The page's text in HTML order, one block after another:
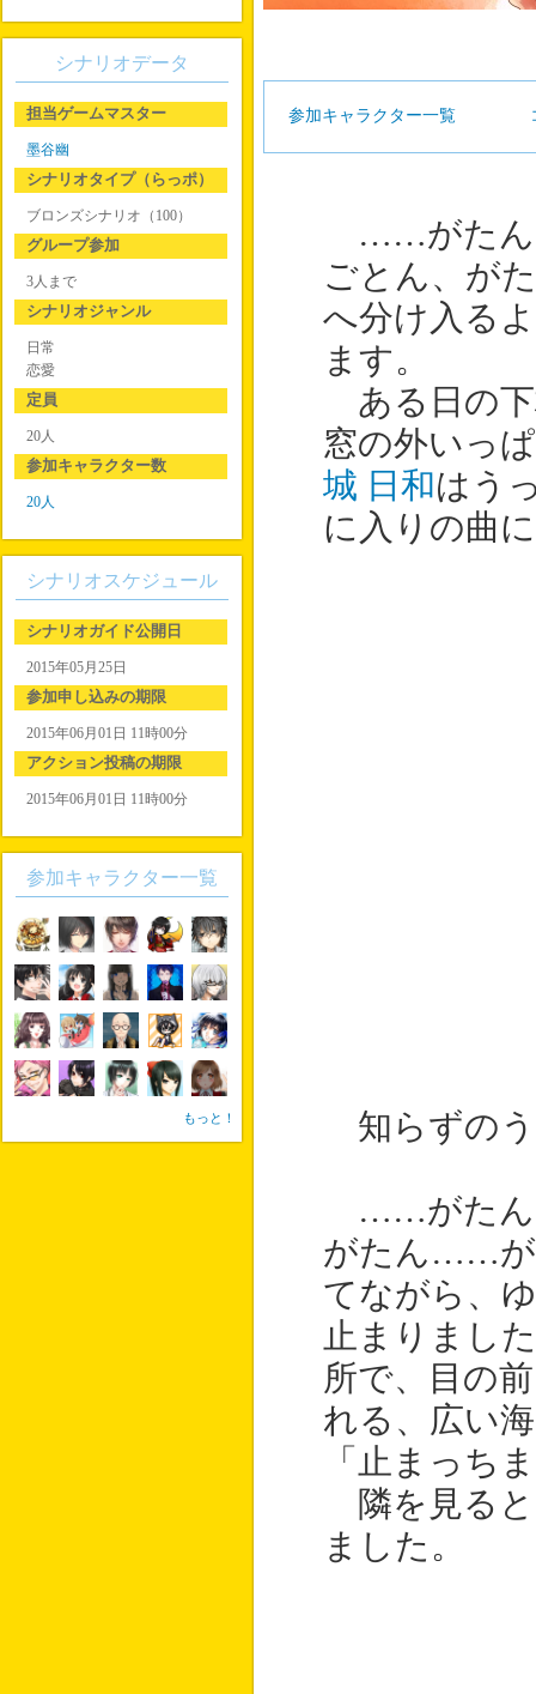
参加キャラクター一覧
……がたん
ごとん、が
へ分け入る
ます。
ある日の下
窓の外いっ
城 日和はう
に入りの曲
知らずの
……がたん
がたん……が
てながら、
止まりまし
所で、目の
れる、広い
「止まっち
隣を見ると
ました。
シナリオデータ
担当ゲームマスター
墨谷幽
シナリオタイプ（らっポ）
ブロンズシナリオ（100）
グループ参加
3人まで
シナリオジャンル
日常
恋愛
定員
20人
参加キャラクター数
20人
シナリオスケジュール
シナリオガイド公開日
2015年05月25日
参加申し込みの期限
2015年06月01日 11時00分
アクション投稿の期限
2015年06月01日 11時00分
参加キャラクター一覧
もっと！